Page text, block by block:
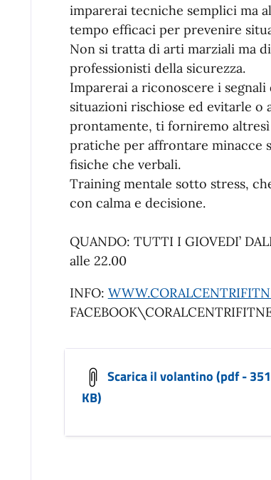
imparerai tecniche semplici ma
tempo efficaci per prevenire
Non si tratta di arti marziali ma
professionisti della sicurezza.
Imparerai a riconoscere i
situazioni rischiose ed evitarle o
prontamente, ti forniremo
pratiche per affrontare minacce
fisiche che verbali.
Training mentale sotto stress,
con calma e decisione.
QUANDO: TUTTI I GIOVEDI’
alle 22.00
INFO:
Scarica il volantino (pdf - 351
KB)